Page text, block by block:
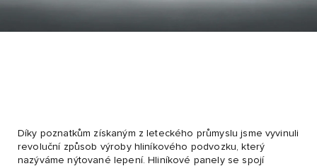
Díky poznatkům získaným z leteckého průmyslu jsme vyvinuli
revoluční způsob výroby hliníkového podvozku, který
nazýváme nýtované lepení. Hliníkové panely se spojí